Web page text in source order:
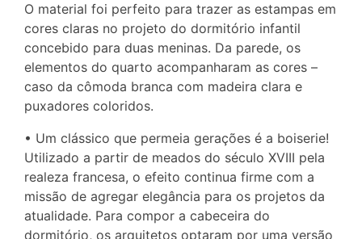
O material foi perfeito para trazer as estampas em
cores claras no projeto do dormitório infantil
concebido para duas meninas. Da parede, os
elementos do quarto acompanharam as cores –
caso da cômoda branca com madeira clara e
puxadores coloridos.
• Um clássico que permeia gerações é a boiserie!
Utilizado a partir de meados do século XVIII pela
realeza francesa, o efeito continua firme com a
missão de agregar elegância para os projetos da
atualidade. Para compor a cabeceira do
dormitório, os arquitetos optaram por uma versão